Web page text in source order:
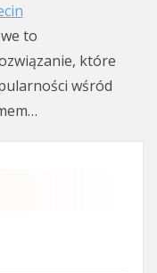
to
które
wśród